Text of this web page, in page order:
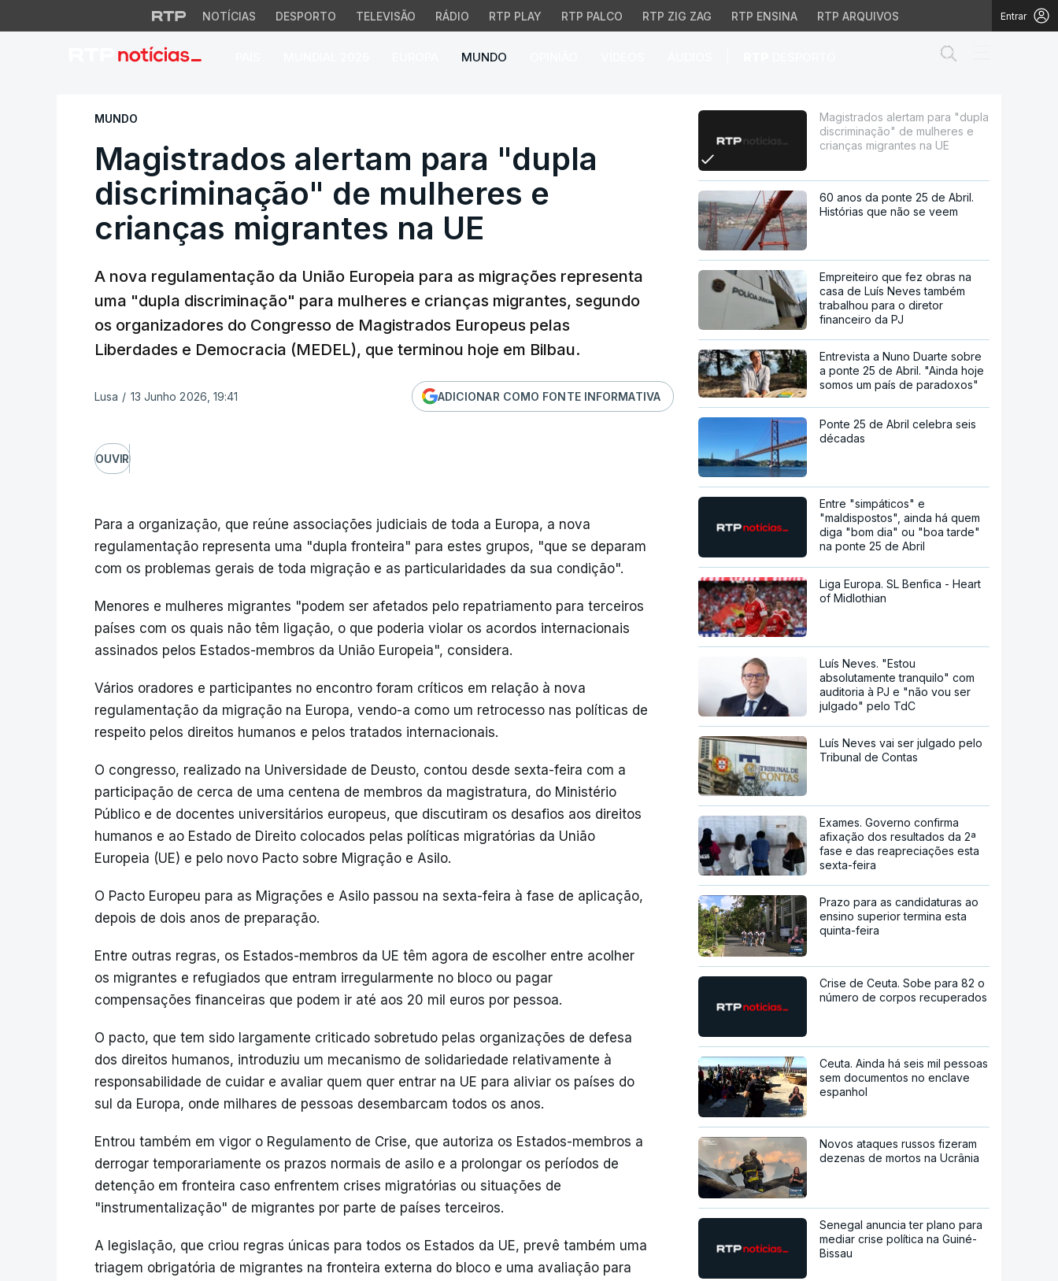
NOTÍCIAS DESPORTO TELEVISÃO RÁDIO RTP PLAY RTP PALCO RTP ZIG ZAG RTP ENSINA RTP ARQUIVOS Entrar
MUNDO
Magistrados alertam para "dupla discriminação" de mulheres e
MUNDO
Magistrados alertam para "dupla
discriminação" de mulheres e
crianças migrantes na UE
A nova regulamentação da União Europeia para as migrações representa
uma "dupla discriminação" para mulheres e crianças migrantes, segundo
os organizadores do Congresso de Magistrados Europeus pelas
Liberdades e Democracia (MEDEL), que terminou hoje em Bilbau.
Lusa / 13 Junho 2026, 19:41 ADICIONAR COMO FONTE INFORMATIVA
OUVIR
Para a organização, que reúne associações judiciais de toda a Europa, a nova
regulamentação representa uma "dupla fronteira" para estes grupos, "que se deparam
com os problemas gerais de toda migração e as particularidades da sua condição".
Menores e mulheres migrantes "podem ser afetados pelo repatriamento para terceiros
países com os quais não têm ligação, o que poderia violar os acordos internacionais
assinados pelos Estados-membros da União Europeia", considera.
Vários oradores e participantes no encontro foram críticos em relação à nova
regulamentação da migração na Europa, vendo-a como um retrocesso nas políticas de
respeito pelos direitos humanos e pelos tratados internacionais.
O congresso, realizado na Universidade de Deusto, contou desde sexta-feira com a
participação de cerca de uma centena de membros da magistratura, do Ministério
Público e de docentes universitários europeus, que discutiram os desafios aos direitos
humanos e ao Estado de Direito colocados pelas políticas migratórias da União
Europeia (UE) e pelo novo Pacto sobre Migração e Asilo.
O Pacto Europeu para as Migrações e Asilo passou na sexta-feira à fase de aplicação,
depois de dois anos de preparação.
Entre outras regras, os Estados-membros da UE têm agora de escolher entre acolher
os migrantes e refugiados que entram irregularmente no bloco ou pagar
compensações financeiras que podem ir até aos 20 mil euros por pessoa.
O pacto, que tem sido largamente criticado sobretudo pelas organizações de defesa
dos direitos humanos, introduziu um mecanismo de solidariedade relativamente à
responsabilidade de cuidar e avaliar quem quer entrar na UE para aliviar os países do
sul da Europa, onde milhares de pessoas desembarcam todos os anos.
Entrou também em vigor o Regulamento de Crise, que autoriza os Estados-membros a
derrogar temporariamente os prazos normais de asilo e a prolongar os períodos de
detenção em fronteira caso enfrentem crises migratórias ou situações de
"instrumentalização" de migrantes por parte de países terceiros.
A legislação, que criou regras únicas para todos os Estados da UE, prevê também uma
triagem obrigatória de migrantes na fronteira externa do bloco e uma avaliação para
Magistrados alertam para "dupla
discriminação" de mulheres e
crianças migrantes na UE
60 anos da ponte 25 de Abril.
Histórias que não se veem
Empreiteiro que fez obras na
casa de Luís Neves também
trabalhou para o diretor
financeiro da PJ
Entrevista a Nuno Duarte sobre
a ponte 25 de Abril. "Ainda hoje
somos um país de paradoxos"
Ponte 25 de Abril celebra seis
décadas
Entre "simpáticos" e
"maldispostos", ainda há quem
diga "bom dia" ou "boa tarde"
na ponte 25 de Abril
Liga Europa. SL Benfica - Heart
of Midlothian
Luís Neves. "Estou
absolutamente tranquilo" com
auditoria à PJ e "não vou ser
julgado" pelo TdC
Luís Neves vai ser julgado pelo
Tribunal de Contas
Exames. Governo confirma
afixação dos resultados da 2ª
fase e das reapreciações esta
sexta-feira
Prazo para as candidaturas ao
ensino superior termina esta
quinta-feira
Crise de Ceuta. Sobe para 82 o
número de corpos recuperados
Ceuta. Ainda há seis mil pessoas
sem documentos no enclave
espanhol
Novos ataques russos fizeram
dezenas de mortos na Ucrânia
Senegal anuncia ter plano para
mediar crise política na Guiné-
Bissau